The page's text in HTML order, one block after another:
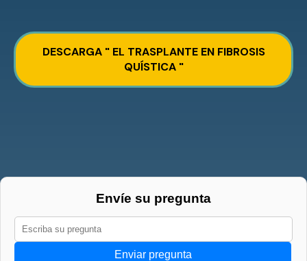
DESCARGA " EL TRASPLANTE EN FIBROSIS
QUÍSTICA "
Envíe su pregunta
Enviar pregunta